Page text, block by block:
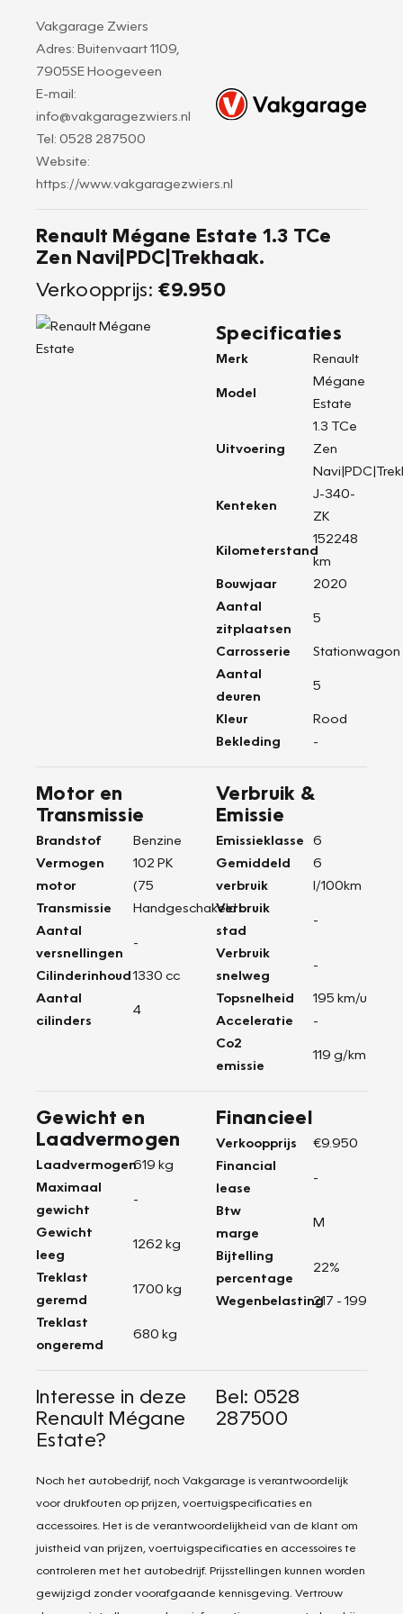
Vakgarage Zwiers
Adres: Buitenvaart 1109,
7905SE Hoogeveen
E-mail:
info@vakgaragezwiers.nl
Tel: 0528 287500
Website:
https://www.vakgaragezwiers.nl
Renault Mégane Estate 1.3 TCe
Zen Navi|PDC|Trekhaak.
Verkoopprijs: €9.950
Specificaties
Merk Renault
Model
Mégane
Estate
Uitvoering
1.3 TCe
Zen
Kenteken
J-340-
ZK
Kilometerstand
152248
km
Bouwjaar
2020
Aantal
zitplaatsen
5
Carrosserie
Stationwagon
Aantal
deuren
5
Kleur
Rood
Bekleding
-
Motor en
Transmissie
Brandstof
Benzine
Vermogen
motor
102 PK
(75
Transmissie
Handgeschakeld
Aantal
versnellingen
-
Cilinderinhoud1330 cc
Aantal
cilinders
4
Verbruik &
Emissie
Emissieklasse
6
Gemiddeld
verbruik
6
l/100km
Verbruik
stad
-
Verbruik
snelweg
-
Topsnelheid
195 km/u
Acceleratie
-
Co2
emissie
119 g/km
Gewicht en
Laadvermogen
Laadvermogen619 kg
Maximaal
gewicht
-
Gewicht
leeg
1262 kg
Treklast
geremd
1700 kg
Treklast
ongeremd
680 kg
Financieel
Verkoopprijs
€9.950
Financial
lease
-
Btw
marge
M
Bijtelling
percentage
22%
Wegenbelasting217 - 199
Interesse in deze
Renault Mégane
Estate?
Bel: 0528
287500
Noch het autobedrijf, noch Vakgarage is verantwoordelijk
voor drukfouten op prijzen, voertuigspecificaties en
accessoires. Het is de verantwoordelijkheid van de klant om
juistheid van prijzen, voertuigspecificaties en accessoires te
controleren met het autobedrijf. Prijsstellingen kunnen worden
gewijzigd zonder voorafgaande kennisgeving. Vertrouw